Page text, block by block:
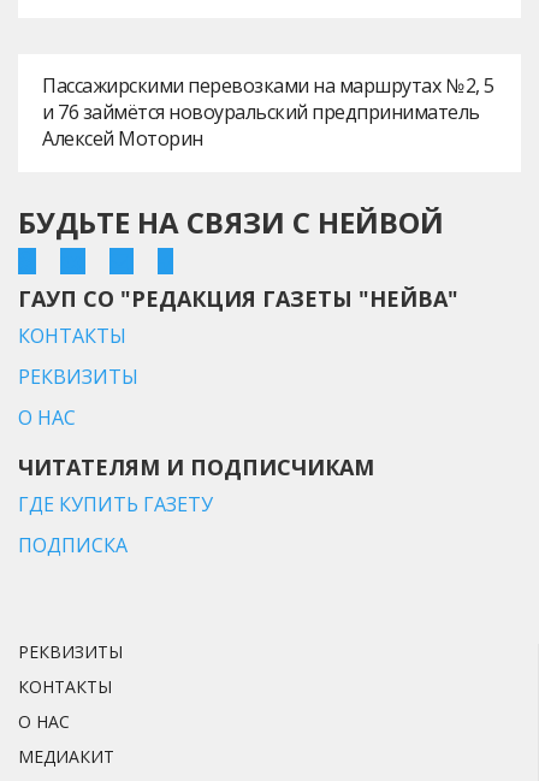
Пассажирскими перевозками на маршрутах № 2, 5
и 76 займётся новоуральский предприниматель
Алексей Моторин
БУДЬТЕ НА СВЯЗИ С НЕЙВОЙ
ГАУП СО "РЕДАКЦИЯ ГАЗЕТЫ "НЕЙВА"
КОНТАКТЫ
РЕКВИЗИТЫ
О НАС
ЧИТАТЕЛЯМ И ПОДПИСЧИКАМ
ГДЕ КУПИТЬ ГАЗЕТУ
ПОДПИСКА
РЕКВИЗИТЫ
КОНТАКТЫ
О НАС
МЕДИАКИТ